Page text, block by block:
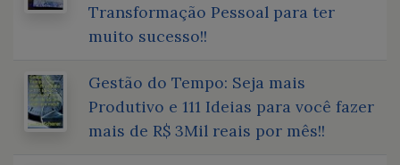
Transformação Pessoal para ter
muito sucesso!!
Gestão do Tempo: Seja mais
Produtivo e 111 Ideias para você fazer
mais de R$ 3Mil reais por mês!!